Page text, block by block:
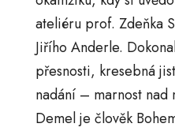
ateliéru prof. Zdeňka
Jiřího Anderle.
přesnosti, kresebná
nadání – marnost nad
Demel je člověk